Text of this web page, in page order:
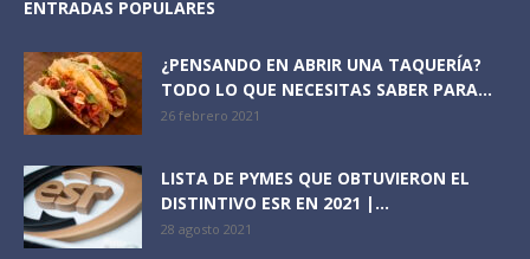
ENTRADAS POPULARES
¿PENSANDO EN ABRIR UNA TAQUERÍA?
TODO LO QUE NECESITAS SABER PARA...
26 febrero 2021
LISTA DE PYMES QUE OBTUVIERON EL
DISTINTIVO ESR EN 2021 |...
28 agosto 2021